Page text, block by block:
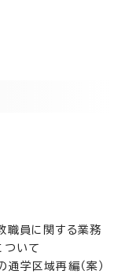
職員に関する業務
ついて
学区域再編（案）